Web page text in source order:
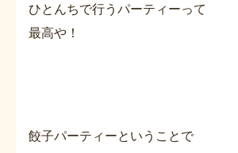
ひとんちで行うパーティーって
最高や！
餃子パーティーということで